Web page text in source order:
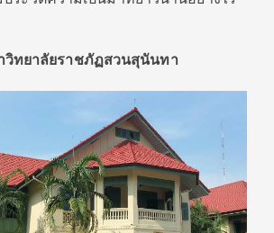
วิทยาลัยราชภัฏสวนสุนันทา